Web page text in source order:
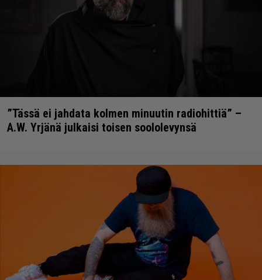
”Tässä ei jahdata kolmen minuutin radiohittiä” –
A.W. Yrjänä julkaisi toisen soololevynsä